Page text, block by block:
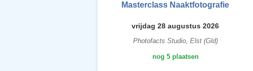
Masterclass Naaktfotografie
vrijdag 28 augustus 2026
Photofacts Studio, Elst (Gld)
nog 5 plaatsen